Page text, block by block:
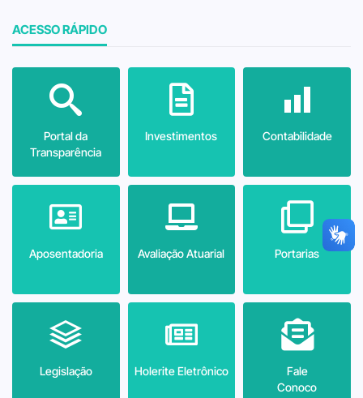
ACESSO RÁPIDO
Portal da
Transparência
Investimentos Contabilidade
Aposentadoria Avaliação Atuarial Portarias
Legislação Holerite Eletrônico
Fale
Conoco